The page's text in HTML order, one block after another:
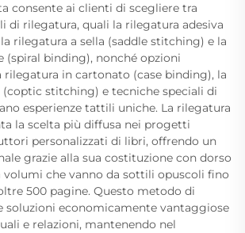
consente ai clienti di scegliere tra
di rilegatura, quali la rilegatura adesiva
rilegatura a sella (saddle stitching) e la
(spiral binding), nonché opzioni
in cartonato (case binding), la
stitching) e tecniche speciali di
esperienze tattili uniche. La rilegatura
la scelta più diffusa nei progetti
personalizzati di libri, offrendo un
grazie alla sua costituzione con dorso
volumi che vanno da sottili opuscoli fino
500 pagine. Questo metodo di
soluzioni economicamente vantaggiose
e relazioni, mantenendo nel